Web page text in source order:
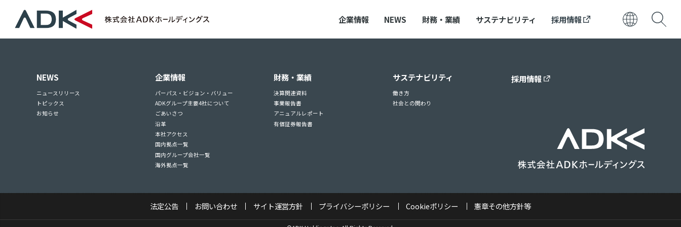
企業情報 NEWS 財務・業績 サステナビリティ 採用情報
NEWS
ニュースリリース
トピックス
お知らせ
企業情報
パーパス・ビジョン・バリュー
ADKグループ主要4社について
ごあいさつ
沿革
本社アクセス
国内拠点一覧
国内グループ会社一覧
海外拠点一覧
財務・業績
決算関連資料
事業報告書
アニュアルレポート
有価証券報告書
サステナビリティ
働き方
社会との関わり
採用情報
法定公告 お問い合わせ サイト運営方針 プライバシーポリシー Cookieポリシー 憲章その他方針等